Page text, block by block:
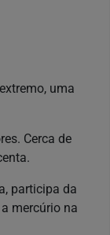
uma
Cerca de
participa da
mercúrio na